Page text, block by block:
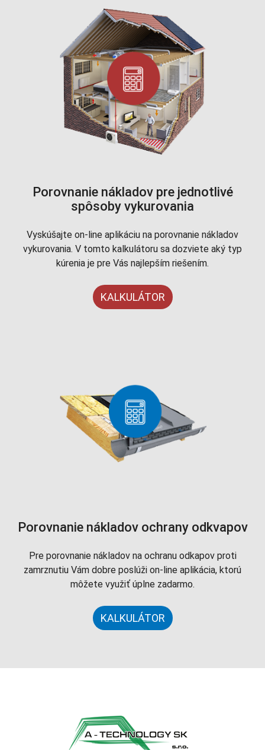
Porovnanie nákladov pre jednotlivé
spôsoby vykurovania
Vyskúšajte on-line aplikáciu na porovnanie nákladov
vykurovania. V tomto kalkulátoru sa dozviete aký typ
kúrenia je pre Vás najlepším riešením.
KALKULÁTOR
Porovnanie nákladov ochrany odkvapov
Pre porovnanie nákladov na ochranu odkapov proti
zamrznutiu Vám dobre poslúži on-line aplikácia, ktorú
môžete využiť úplne zadarmo.
KALKULÁTOR